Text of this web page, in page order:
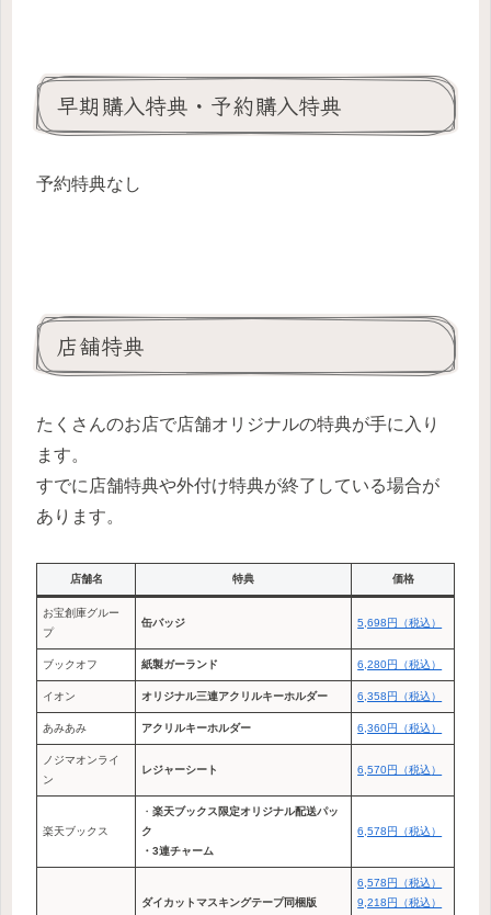
早期購入特典・予約購入特典
予約特典なし
店舗特典
たくさんのお店で店舗オリジナルの特典が手に入り
ます。
すでに店舗特典や外付け特典が終了している場合が
あります。
店舗名 特典 価格
お宝創庫グルー
プ
缶バッジ 5,698円（税込）
ブックオフ 紙製ガーランド 6,280円（税込）
イオン オリジナル三連アクリルキーホルダー 6,358円（税込）
あみあみ アクリルキーホルダー 6,360円（税込）
ノジマオンライ
ン
レジャーシート 6,570円（税込）
楽天ブックス
・楽天ブックス限定オリジナル配送パッ
ク
・3連チャーム
6,578円（税込）
ダイカットマスキングテープ同梱版
6,578円（税込）
9,218円（税込）